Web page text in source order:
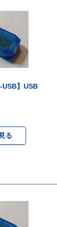
USB】USB
る